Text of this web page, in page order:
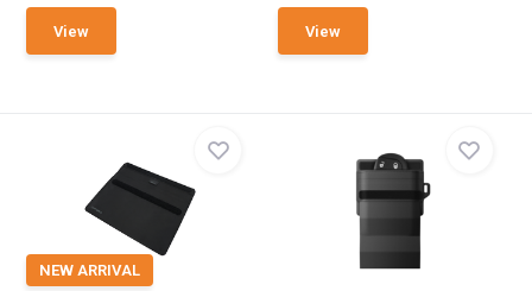
View View
NEW ARRIVAL